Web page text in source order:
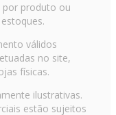
por produto ou
válidos
no site,
físicas.
ilustrativas.
estão sujeitos